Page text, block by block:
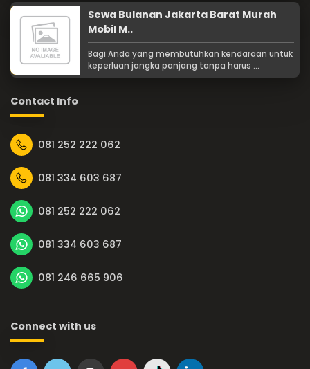
Sewa Bulanan Jakarta Barat Murah
Mobil M..
Bagi Anda yang membutuhkan kendaraan untuk
keperluan jangka panjang tanpa harus ...
Contact Info
081 252 222 062
081 334 603 687
081 252 222 062
081 334 603 687
081 246 665 906
Connect with us